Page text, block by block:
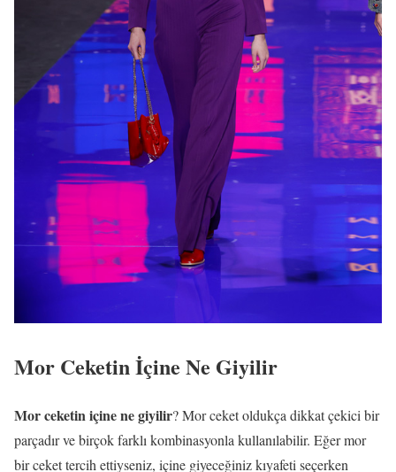
Mor Ceketin İçine Ne Giyilir
Mor ceketin içine ne giyilir? Mor ceket oldukça dikkat çekici bir
parçadır ve birçok farklı kombinasyonla kullanılabilir. Eğer mor
bir ceket tercih ettiyseniz, içine giyeceğiniz kıyafeti seçerken